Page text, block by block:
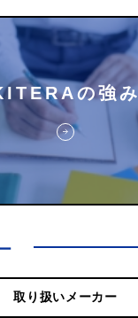
の強み
取り扱いメーカー